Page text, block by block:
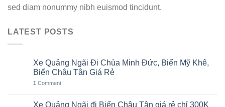
sed diam nonummy nibh euismod tincidunt.
LATEST POSTS
Xe Quảng Ngãi Đi Chùa Minh Đức, Biển Mỹ Khê,
Biển Châu Tân Giá Rẻ
1 Comment
Xe Quảng Ngãi đi Biển Châu Tân giá rẻ chỉ 300K